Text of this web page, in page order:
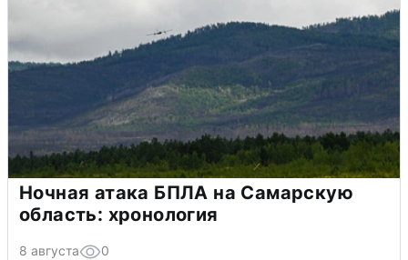
Ночная атака БПЛА на Самарскую
область: хронология
8 августа 0